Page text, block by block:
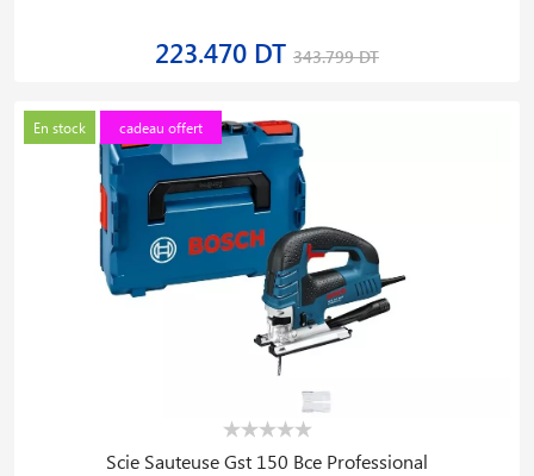
223.470 DT 343.799 DT
En stock cadeau offert
Scie Sauteuse Gst 150 Bce Professional